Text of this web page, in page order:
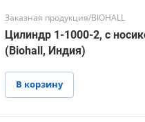
Заказная продукция/BIOHALL
Цилиндр 1-1000-2, с
(Biohall, Индия)
В корзину